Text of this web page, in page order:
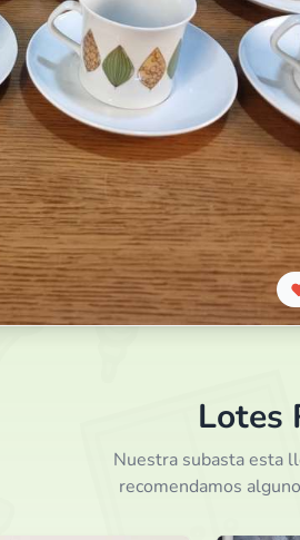
Lotes
Nuestra subasta esta
recomendamos